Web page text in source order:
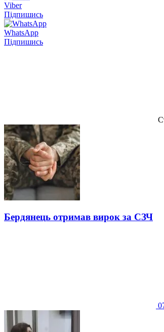
Viber
Підпишись
WhatsApp
Підпишись
Бердянець отримав вирок за СЗЧ